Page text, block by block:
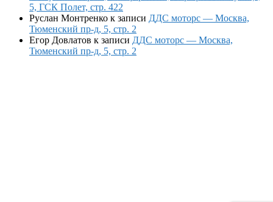
5, ГСК Полет, стр. 422
Руслан Монтренко к записи ДДС моторс — Москва,
Тюменский пр-д, 5, стр. 2
Егор Довлатов к записи ДДС моторс — Москва,
Тюменский пр-д, 5, стр. 2